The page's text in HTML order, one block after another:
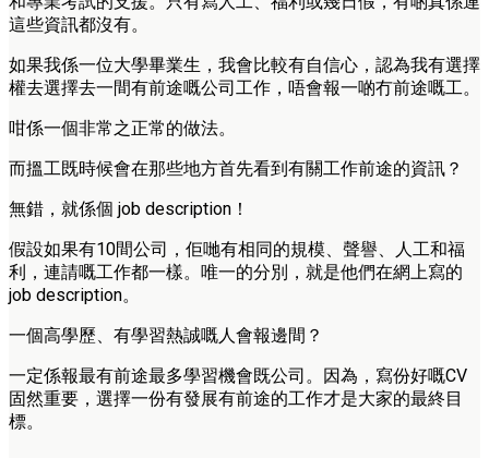
這些資訊都沒有。
如果我係一位大學畢業生，我會比較有自信心，認為我有選擇
權去選擇去一間有前途嘅公司工作，唔會報一啲冇前途嘅工。
咁係一個非常之正常的做法。
而搵工既時候會在那些地方首先看到有關工作前途的資訊？
無錯，就係個 job description！
假設如果有10間公司，佢哋有相同的規模、聲譽、人工和福
利，連請嘅工作都一樣。唯一的分別，就是他們在網上寫的
job description。
一個高學歷、有學習熱誠嘅人會報邊間？
一定係報最有前途最多學習機會既公司。因為，寫份好嘅CV
固然重要，選擇一份有發展有前途的工作才是大家的最終目
標。